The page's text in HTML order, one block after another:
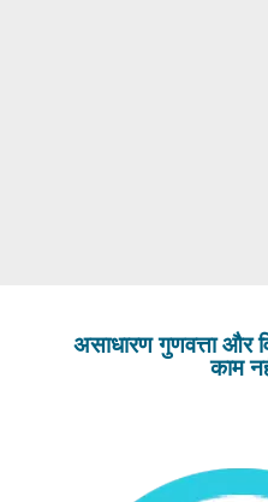
असाधारण गुणवत्ता और
काम